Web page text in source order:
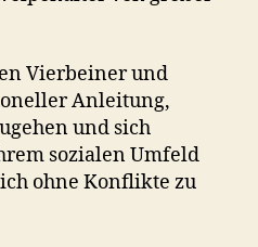
Vierbeiner und
Anleitung,
und sich
sozialen Umfeld
ohne Konflikte zu